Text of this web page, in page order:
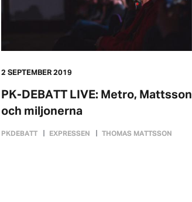
2 SEPTEMBER 2019
PK-DEBATT LIVE: Metro, Mattsson
och miljonerna
PKDEBATT EXPRESSEN THOMAS MATTSSON